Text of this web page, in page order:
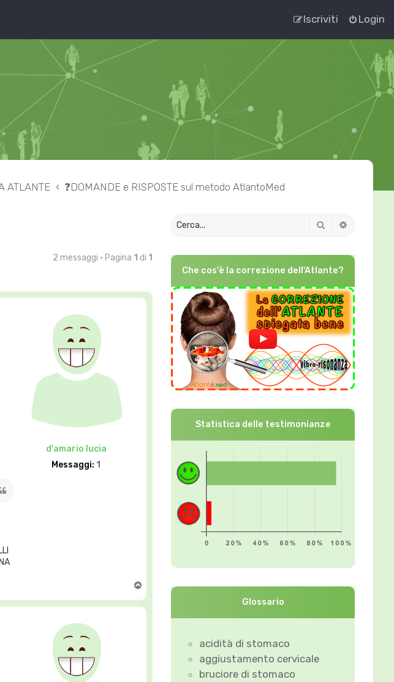
Login
Iscriviti
ATLANTE ❓DOMANDE e RISPOSTE sul metodo AtlantoMed
2 messaggi • Pagina 1 di 1
d'amario lucia
Messaggi: 1
o
p
Cerca
Che cos'è la correzione dell'Atlante?
Statistica delle testimonianze
Glossario
acidità di stomaco
aggiustamento cervicale
bruciore di stomaco